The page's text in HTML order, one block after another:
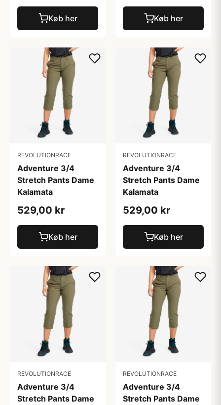
Køb her Køb her
REVOLUTIONRACE
Adventure 3/4
Stretch Pants Dame
Kalamata
529,00 kr
Køb her
REVOLUTIONRACE
Adventure 3/4
Stretch Pants Dame
Kalamata
529,00 kr
Køb her
REVOLUTIONRACE
Adventure 3/4
Stretch Pants Dame
REVOLUTIONRACE
Adventure 3/4
Stretch Pants Dame